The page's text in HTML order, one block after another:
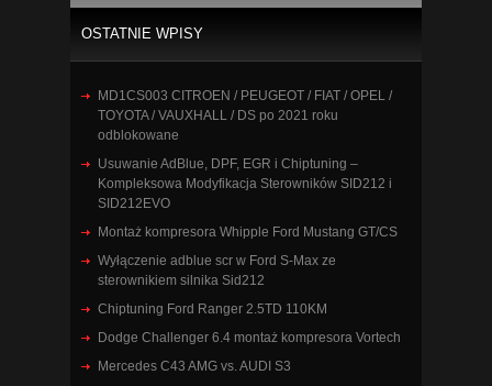
OSTATNIE WPISY
MD1CS003 CITROEN / PEUGEOT / FIAT / OPEL /
TOYOTA / VAUXHALL / DS po 2021 roku
odblokowane
Usuwanie AdBlue, DPF, EGR i Chiptuning –
Kompleksowa Modyfikacja Sterowników SID212 i
SID212EVO
Montaż kompresora Whipple Ford Mustang GT/CS
Wyłączenie adblue scr w Ford S-Max ze
sterownikiem silnika Sid212
Chiptuning Ford Ranger 2.5TD 110KM
Dodge Challenger 6.4 montaż kompresora Vortech
Mercedes C43 AMG vs. AUDI S3